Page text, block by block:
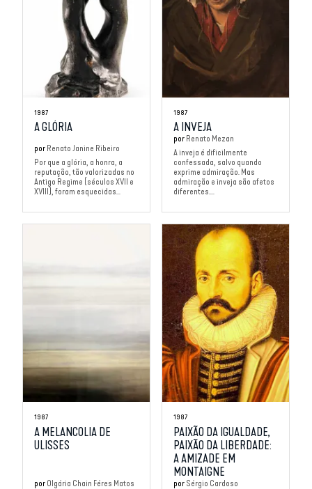
1987
A GLÓRIA
por Renato Janine Ribeiro
Por que a glória, a honra, a
reputação, tão valorizadas no
Antigo Regime (séculos XVII e
XVIII), foram esquecidas...
1987
A INVEJA
por Renato Mezan
A inveja é dificilmente
confessada, salvo quando
exprime admiração. Mas
admiração e inveja são afetos
diferentes....
1987
A MELANCOLIA DE
ULISSES
por Olgária Chain Féres Matos
1987
PAIXÃO DA IGUALDADE,
PAIXÃO DA LIBERDADE:
A AMIZADE EM
MONTAIGNE
por Sérgio Cardoso